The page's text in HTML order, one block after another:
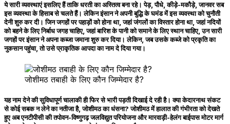
ये सारी व्यवस्थाएं इसलिए हैं ताकि धरती का अस्तित्व बना रहे। पेड़, पौधे, कीड़े-मकौड़े, जानवर सब
इस व्यवस्था के हिसाब से चलते हैं। लेकिन इंसान ने अपनी बुद्धि के घमंड में इस व्यवस्था को चुनौती
देनी शुरु कर दी। जिन जगहों पर पहाड़ों को होना था, जहां जंगलों का विस्तार होना था, जहां नदियों
को बहने के लिए निर्बाध जगह चाहिए, जहां बारिश के पानी को समाने के लिए स्थान चाहिए, उन सारी
जगहों पर इंसान ने अपना कब्जा जमाना शुरु कर दिया। लेकिन, जब उसके कब्जे को प्रकृति का
नुकसान पहुंचा, तो उसे प्राकृतिक आपदा का नाम दे दिया गया।
जोशीमठ तबाही के लिए कौन जिम्मेदार है?
यह नाम देने की सुविधापूर्ण चालाकी ही फिर से भारी पड़ती दिखाई दे रही है। क्या केदारनाथ संकट
से कोई सबक न लेने का नतीजा है, जोशीमठ का धंसना? जोशीमठ में हालात की गंभीरता को देखते
हुए अब एनटीपीसी की तपोवन-विष्णुगढ़ जलविद्युत परियोजना और मारवाड़ी-हेलंग बाईपास मोटर मार्ग